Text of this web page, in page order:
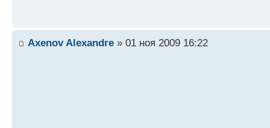
Axenov Alexandre » 01 ноя 2009 16:22